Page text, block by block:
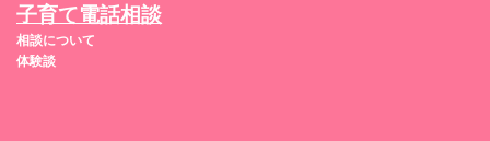
子育て電話相談
相談について
体験談